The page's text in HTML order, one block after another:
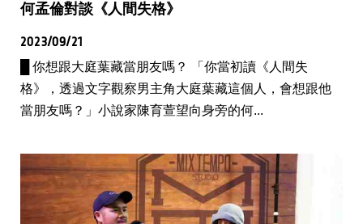
何孟倫對談《人間失格》
2023/09/21
█ 你想跟大庭葉藏當朋友嗎？ 「你當初讀《人間失
格》，透過文字觀察男主角大庭葉藏這個人，會想跟他
當朋友嗎？」小說家陳育萱望向身旁的何...